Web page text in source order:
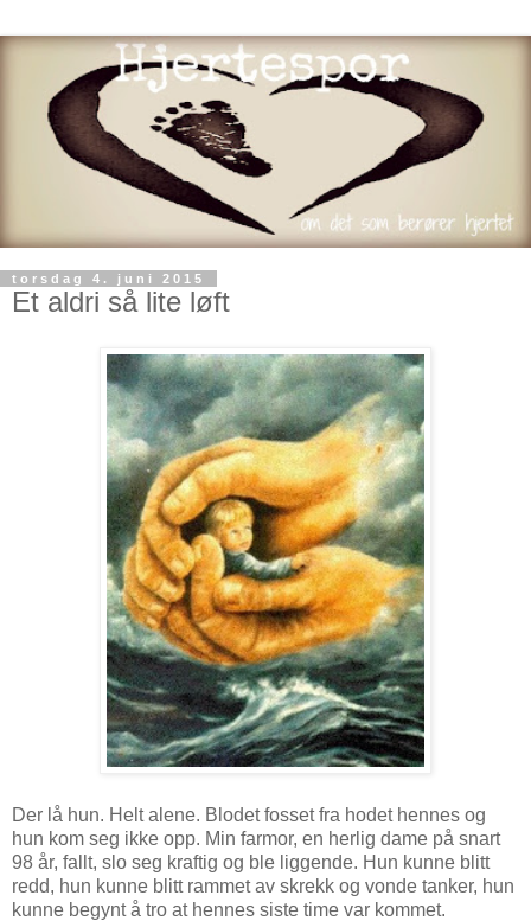
torsdag 4. juni 2015
Et aldri så lite løft
Der lå hun. Helt alene. Blodet fosset fra hodet hennes og
hun kom seg ikke opp. Min farmor, en herlig dame på snart
98 år, fallt, slo seg kraftig og ble liggende. Hun kunne blitt
redd, hun kunne blitt rammet av skrekk og vonde tanker, hun
kunne begynt å tro at hennes siste time var kommet.